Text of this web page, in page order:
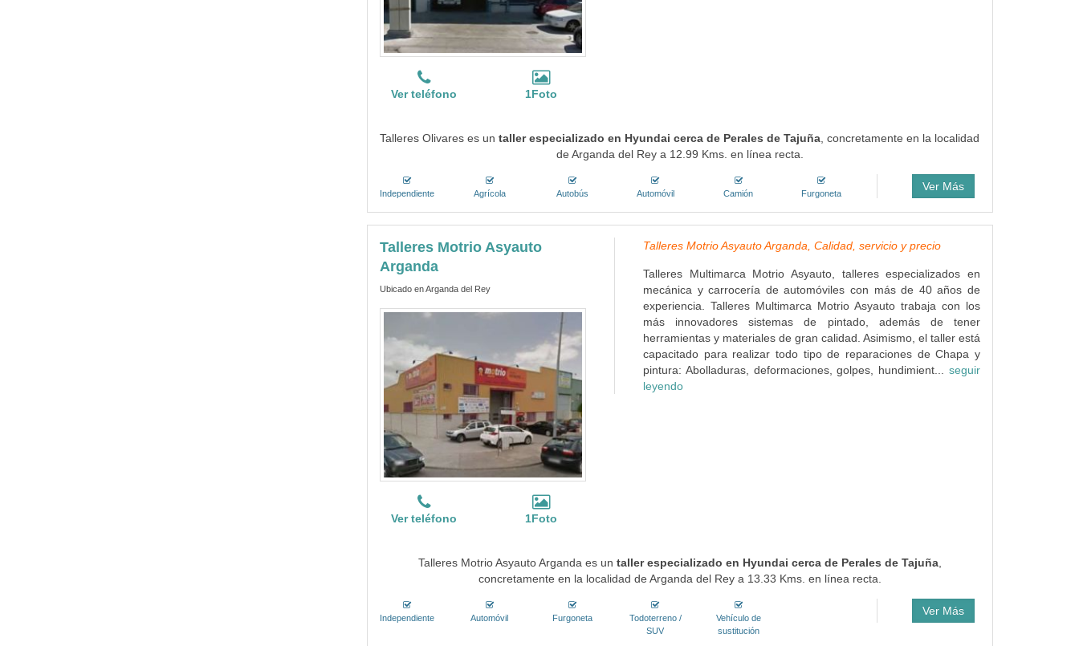
Ver teléfono 1Foto
Talleres Olivares es untaller especializado en Hyundai cerca de Perales de Tajuña , concretamente en la localidad
de Arganda del Rey a 12.99 Kms. en línea recta.
Independiente Agrícola Autobús Automóvil Camión Furgoneta
Ver Más
Talleres Motrio Asyauto
Arganda
Ubicado en Arganda del Rey
Ver teléfono 1Foto
Talleres Motrio Asyauto Arganda, Calidad, servicio y precio
Talleres Multimarca Motrio Asyauto, talleres especializados en
mecánica y carrocería de automóviles con más de 40 años de
experiencia. Talleres Multimarca Motrio Asyauto trabaja con los
más innovadores sistemas de pintado, además de tener
herramientas y materiales de gran calidad. Asimismo, el taller está
capacitado para realizar todo tipo de reparaciones de Chapa y
pintura: Abolladuras, deformaciones, golpes, hundimient... seguir
leyendo
Talleres Motrio Asyauto Arganda es un taller especializado en Hyundai cerca de Perales de Tajuña,
concretamente en la localidad de Arganda del Rey a 13.33 Kms. en línea recta.
Independiente Automóvil Furgoneta
Todoterreno /
SUV
Vehículo de
sustitución
Ver Más